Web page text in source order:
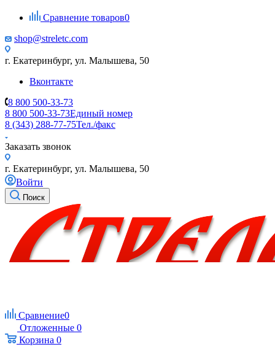
Сравнение товаров0
shop@streletc.com
г. Екатеринбург, ул. Малышева, 50
Вконтакте
8 800 500-33-73
8 800 500-33-73Единый номер
8 (343) 288-77-75Тел./факс
Заказать звонок
г. Екатеринбург, ул. Малышева, 50
Войти
Поиск
Сравнение0
Отложенные 0
Корзина 0